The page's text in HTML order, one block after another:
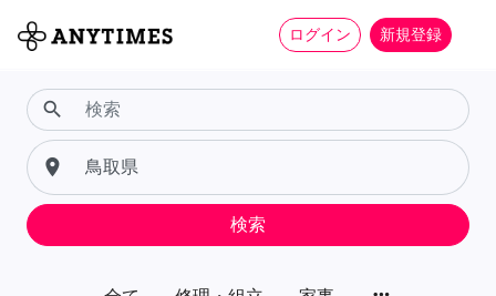
ログイン 新規登録
search
place
検索